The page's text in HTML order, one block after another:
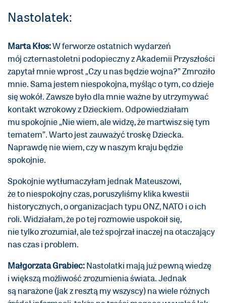
Nastolatek:
Marta Kłos:W ferworze ostatnich wydarzeń
mój czternastoletni podopieczny z Akademii Przyszłości
zapytał mnie wprost „Czy u nas będzie wojna?” Zmroziło
mnie. Sama jestem niespokojna, myśląc o tym, co dzieje
się wokół. Zawsze było dla mnie ważne by utrzymywać
kontakt wzrokowy z Dzieckiem. Odpowiedziałam
mu spokojnie „Nie wiem, ale widzę, że martwisz się tym
tematem”. Warto jest zauważyć troskę Dziecka.
Naprawdę nie wiem, czy w naszym kraju będzie
spokojnie.
Spokojnie wytłumaczyłam jednak Mateuszowi,
że to niespokojny czas, poruszyliśmy klika kwestii
historycznych, o organizacjach typu ONZ, NATO i o ich
roli. Widziałam, że po tej rozmowie uspokoił się,
nie tylko zrozumiał, ale też spojrzał inaczej na otaczający
nas czas i problem.
Małgorzata Grabiec:Nastolatki mają już pewną wiedzę
i większą możliwość zrozumienia świata. Jednak
są narażone (jak z resztą my wszyscy) na wiele różnych